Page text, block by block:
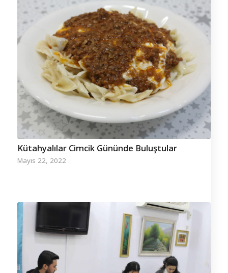
Kütahyalılar Cimcik Gününde Buluştular
Mayıs 22, 2022